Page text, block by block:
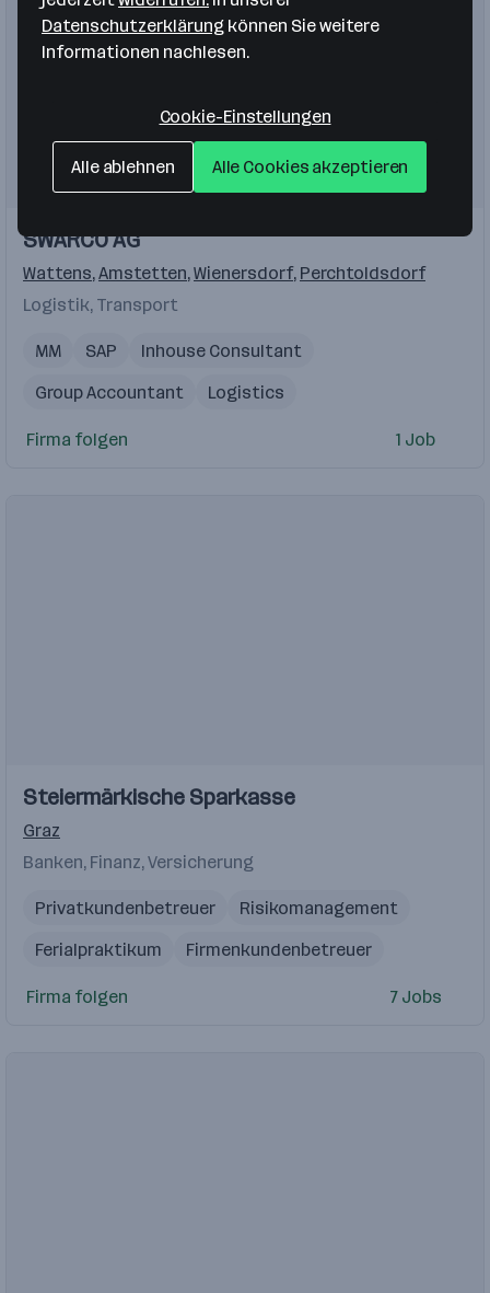
SWARCO AG
Wattens,Amstetten,Wienersdorf, Perchtoldsdorf
Logistik, Transport
MM SAP
Inhouse Consultant
Group Accountant
Logistics
Firma folgen 1 Job
Videos
Einblicke
Einblicke
Steiermärkische Sparkasse
Graz
Banken, Finanz, Versicherung
Privatkundenbetreuer
Risikomanagement
Ferialpraktikum
Firmenkundenbetreuer
Kundenbetreuung
Firma folgen 7 Jobs
Datenschutzerklärung können Sie weitere
Informationen nachlesen.
Cookie-Einstellungen
Alle ablehnen Alle Cookies akzeptieren